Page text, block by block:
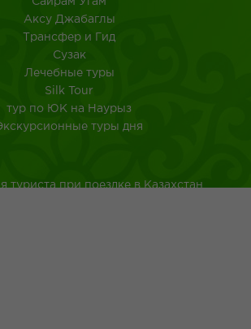
Сайрам Угам
Аксу Джабаглы
Трансфер и Гид
Сузак
Лечебные туры
Silk Tour
тур по ЮК на Наурыз
туры дня
туриста при поездке в Казахстан